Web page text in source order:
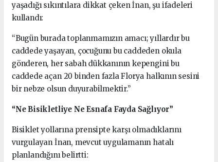
yaşadığı sıkıntılara dikkat çeken İnan, şu ifadeleri
kullandı:
“Bugün burada toplanmamızın amacı; yıllardır bu
caddede yaşayan, çocuğunu bu caddeden okula
gönderen, her sabah dükkanının kepengini bu
caddede açan 20 binden fazla Florya halkının sesini
bir nebze olsun duyurabilmektir.”
“Ne Bisikletliye Ne Esnafa Fayda Sağlıyor”
Bisiklet yollarına prensipte karşı olmadıklarını
vurgulayan İnan, mevcut uygulamanın hatalı
planlandığını belirtti: